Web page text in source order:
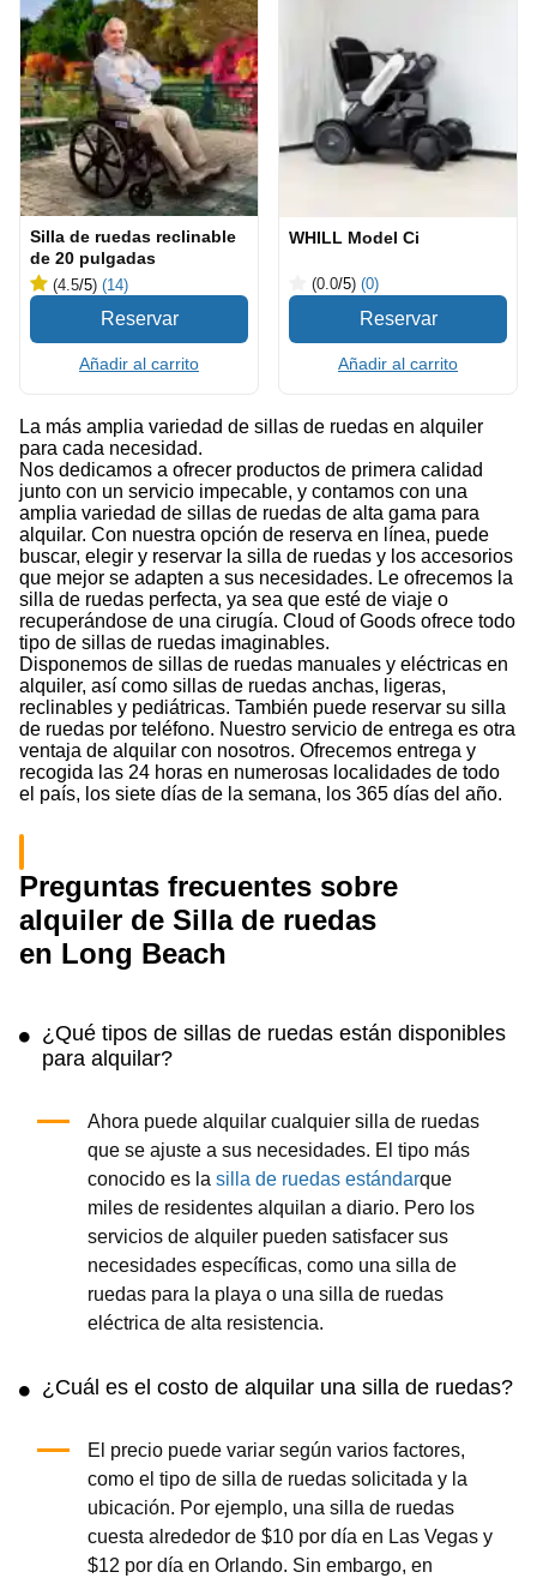
Silla de ruedas reclinable
de 20 pulgadas
(4.5/5) (14)
Añadir al carrito
WHILL Model Ci
(0.0/5) (0)
Añadir al carrito
La más amplia variedad de sillas de ruedas en alquiler
para cada necesidad.
Nos dedicamos a ofrecer productos de primera calidad
junto con un servicio impecable, y contamos con una
amplia variedad de sillas de ruedas de alta gama para
alquilar. Con nuestra opción de reserva en línea, puede
buscar, elegir y reservar la silla de ruedas y los accesorios
que mejor se adapten a sus necesidades. Le ofrecemos la
silla de ruedas perfecta, ya sea que esté de viaje o
recuperándose de una cirugía. Cloud of Goods ofrece todo
tipo de sillas de ruedas imaginables.
Disponemos de sillas de ruedas manuales y eléctricas en
alquiler, así como sillas de ruedas anchas, ligeras,
reclinables y pediátricas. También puede reservar su silla
de ruedas por teléfono. Nuestro servicio de entrega es otra
ventaja de alquilar con nosotros. Ofrecemos entrega y
recogida las 24 horas en numerosas localidades de todo
el país, los siete días de la semana, los 365 días del año.
Preguntas frecuentes sobre
alquiler de Silla de ruedas
en Long Beach
¿Qué tipos de sillas de ruedas están disponibles
para alquilar?
Ahora puede alquilar cualquier silla de ruedas
que se ajuste a sus necesidades. El tipo más
conocido es la silla de ruedas estándarque
miles de residentes alquilan a diario. Pero los
servicios de alquiler pueden satisfacer sus
necesidades específicas, como una silla de
ruedas para la playa o una silla de ruedas
eléctrica de alta resistencia.
¿Cuál es el costo de alquilar una silla de ruedas?
El precio puede variar según varios factores,
como el tipo de silla de ruedas solicitada y la
ubicación. Por ejemplo, una silla de ruedas
cuesta alrededor de $10 por día en Las Vegas y
$12 por día en Orlando. Sin embargo, en